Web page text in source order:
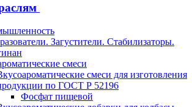
Загустители. Стабилизаторы.
смеси
смеси для изготовления
по ГОСТ Р 52196
Фосфат пищевой